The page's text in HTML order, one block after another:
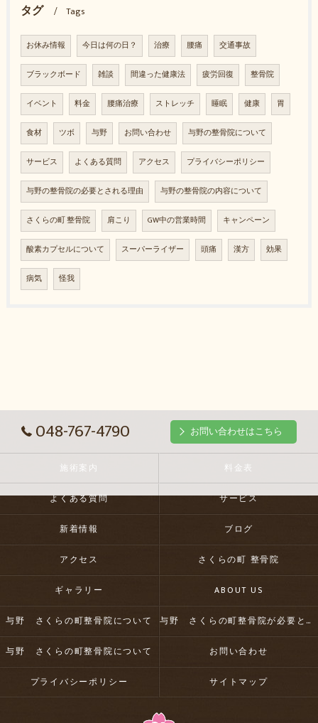
タグ Tags
お休み情報 今日は何の日？ 治療 腰痛 交通事故
ブラックボード 雑談 間違った健康法 疲労回復 整骨院
イベント 料金 腰痛治療 ストレッチ 睡眠 健康 胃
食材 ツボ 与野 お問い合わせ 与野の整骨院について
サービス よくある質問 アクセス プライバシーポリシー
与野の整骨院の必要とされる理由 与野の整骨院の内容について
さくらの町 整骨院 肩こり GW中の営業時間 キャンペーン
酸素カプセルについて スーパーライザー 頭痛 漢方 効果
病気 怪我
048-767-4790 お問い合わせはこちら
施術案内 料金表
よくある質問 サービス
新着情報 ブログ
アクセス さくらの町 整骨院
ギャラリー ABOUT US
与野 さくらの町整骨院について 与野 さくらの町整骨院が必要とされる理由
与野 さくらの町整骨院について お問い合わせ
プライバシーポリシー サイトマップ